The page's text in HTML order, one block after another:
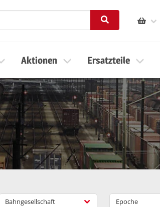
Aktionen Ersatzteile
Bahngesellschaft Epoche